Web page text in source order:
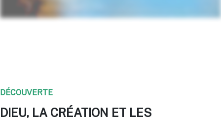
DÉCOUVERTE
DIEU, LA CRÉATION ET LES